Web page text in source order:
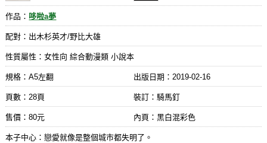
作品： 哆啦a夢
配對：出木杉英才/野比大雄
性質屬性：女性向 綜合動漫類 小說本
規格：A5左翻 出版日期： 2019-02-16
頁數：28頁 裝訂：騎馬釘
售價：80元 內頁：黑白混彩色
本子中心：戀愛就像是整個城市都失明了。